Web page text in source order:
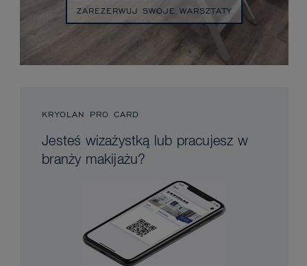
ZAREZERWUJ SWOJE WARSZTATY
KRYOLAN PRO CARD
Jesteś wizażystką lub pracujesz w
branży makijażu?